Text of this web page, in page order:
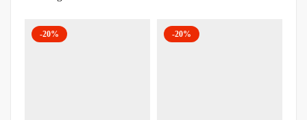
-20% -20%